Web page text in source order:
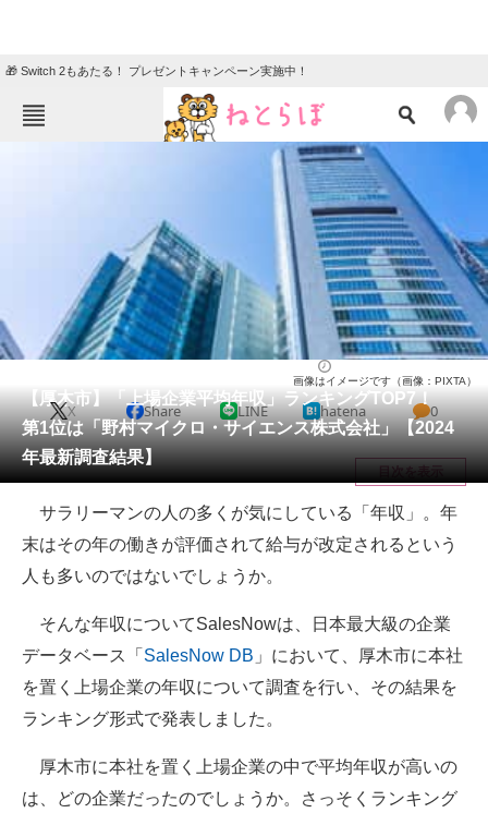
🎁 Switch 2もあたる！ プレゼントキャンペーン実施中！
ニュース
クイズ
教育・育児
動物 リサーチ
会員記事
メディア
注目記事を集めた総合ページ
ITの今と未来を見通す
スマホと通信の最新トレンド
進化するPCとデバイスの未来
好きが集まる 比べて選べる
ビジネスと働き方のヒント
AI活用のいまが分かる
【厚木市】「上場企業平均年収」ランキングTOP7！
第1位は「野村マイクロ・サイエンス株式会社」【2024
年最新調査結果】
画像はイメージです（画像：PIXTA）
X Share LINE hatena 0
目次を表示
サラリーマンの人の多くが気にしている「年収」。年
末はその年の働きが評価されて給与が改定されるという
人も多いのではないでしょうか。
そんな年収についてSalesNowは、日本最大級の企業
データベース「 SalesNow DB 」において、厚木市に本社
を置く上場企業の年収について調査を行い、その結果を
ランキング形式で発表しました。
厚木市に本社を置く上場企業の中で平均年収が高いの
は、どの企業だったのでしょうか。さっそくランキング